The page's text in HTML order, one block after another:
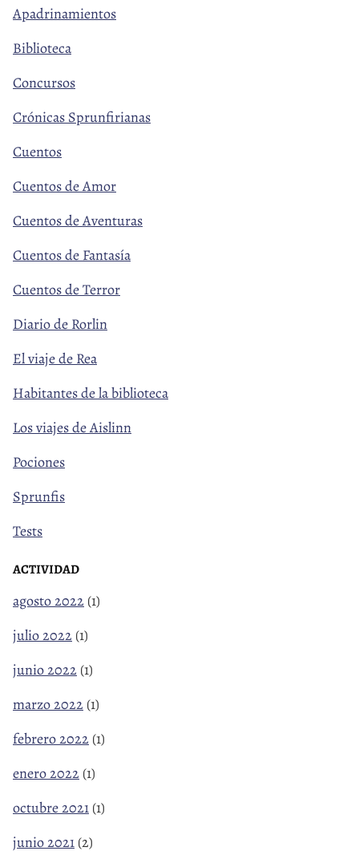
Apadrinamientos
Biblioteca
Concursos
Crónicas Sprunfirianas
Cuentos
Cuentos de Amor
Cuentos de Aventuras
Cuentos de Fantasía
Cuentos de Terror
Diario de Rorlin
El viaje de Rea
Habitantes de la biblioteca
Los viajes de Aislinn
Pociones
Sprunfis
Tests
ACTIVIDAD
agosto 2022 (1)
julio 2022 (1)
junio 2022 (1)
marzo 2022 (1)
febrero 2022 (1)
enero 2022 (1)
octubre 2021 (1)
junio 2021 (2)